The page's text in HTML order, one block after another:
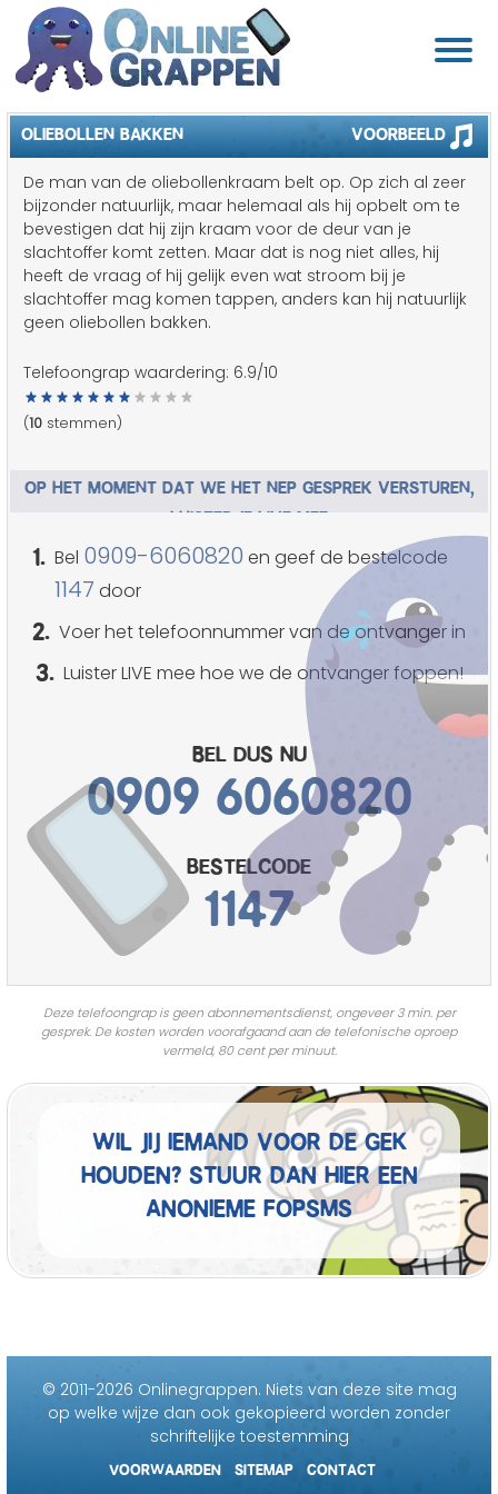
OLIEBOLLEN BAKKEN Voorbeeld
De man van de oliebollenkraam belt op. Op zich al zeer
bijzonder natuurlijk, maar helemaal als hij opbelt om te
bevestigen dat hij zijn kraam voor de deur van je
slachtoffer komt zetten. Maar dat is nog niet alles, hij
heeft de vraag of hij gelijk even wat stroom bij je
slachtoffer mag komen tappen, anders kan hij natuurlijk
geen oliebollen bakken.
Telefoongrap waardering: 6.9/10
(10 stemmen)
OP HET MOMENT DAT WE HET NEP GESPREK VERSTUREN,
LUISTER JE LIVE MEE
1. Bel 0909-6060820 en geef de bestelcode
1147 door
2. Voer het telefoonnummer van de ontvanger in
3. Luister LIVE mee hoe we de ontvanger foppen!
Bel dus nu
0909 6060820
bestelcode
1147
Deze telefoongrap is geen abonnementsdienst, ongeveer 3 min. per
gesprek. De kosten worden voorafgaand aan de telefonische oproep
vermeld, 80 cent per minuut.
Wil jij iemand voor de gek
houden? Stuur dan hier een
anonieme fopSMS
© 2011-2026 Onlinegrappen. Niets van deze site mag
op welke wijze dan ook gekopieerd worden zonder
schriftelijke toestemming
VOORWAARDEN SITEMAP CONTACT